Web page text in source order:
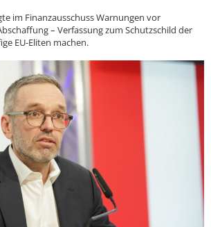
im Finanzausschuss Warnungen vor
– Verfassung zum Schutzschild der
EU-Eliten machen.